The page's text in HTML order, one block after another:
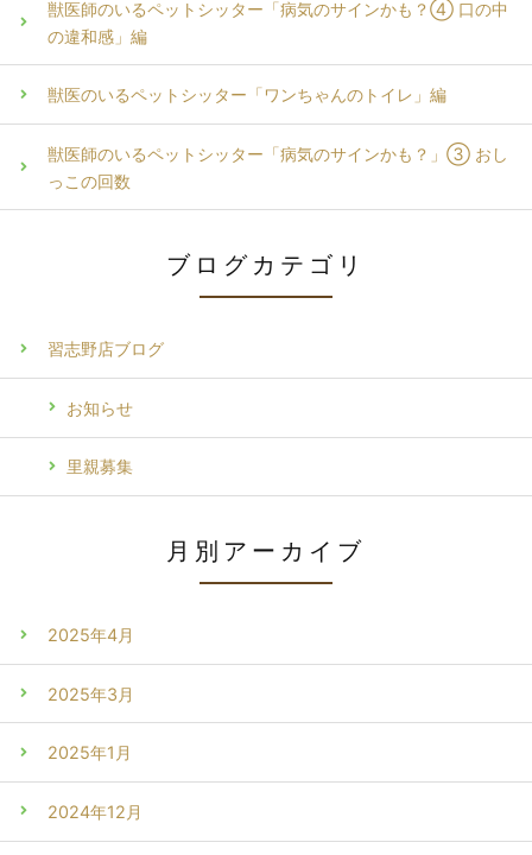
獣医師のいるペットシッター「病気のサインかも？④ 口の中
の違和感」編
獣医のいるペットシッター「ワンちゃんのトイレ」編
獣医師のいるペットシッター「病気のサインかも？」③ おし
っこの回数
ブログカテゴリ
習志野店ブログ
お知らせ
里親募集
月別アーカイブ
2025年4月
2025年3月
2025年1月
2024年12月